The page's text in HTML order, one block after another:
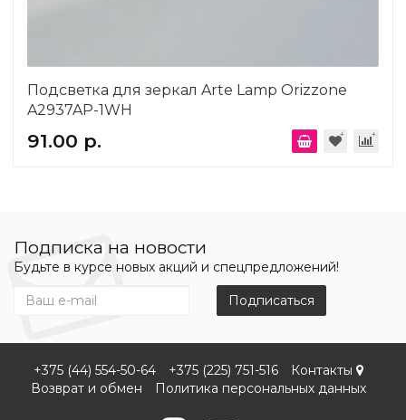
Подсветка для зеркал Arte Lamp Orizzone
A2937AP-1WH
91.00 р.
Подписка на новости
Будьте в курсе новых акций и спецпредложений!
Подписаться
+375 (44) 554-50-64 +375 (225) 751-516
Контакты
Возврат и обмен
Политика персональных данных